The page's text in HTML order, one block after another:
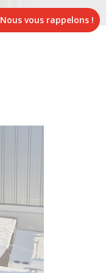
Nous vous rappelons !